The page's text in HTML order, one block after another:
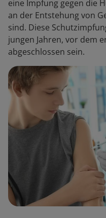
eine Impfung gegen die
an der Entstehung von
sind. Diese
jungen Jahren, vor dem
abgeschlossen sein.